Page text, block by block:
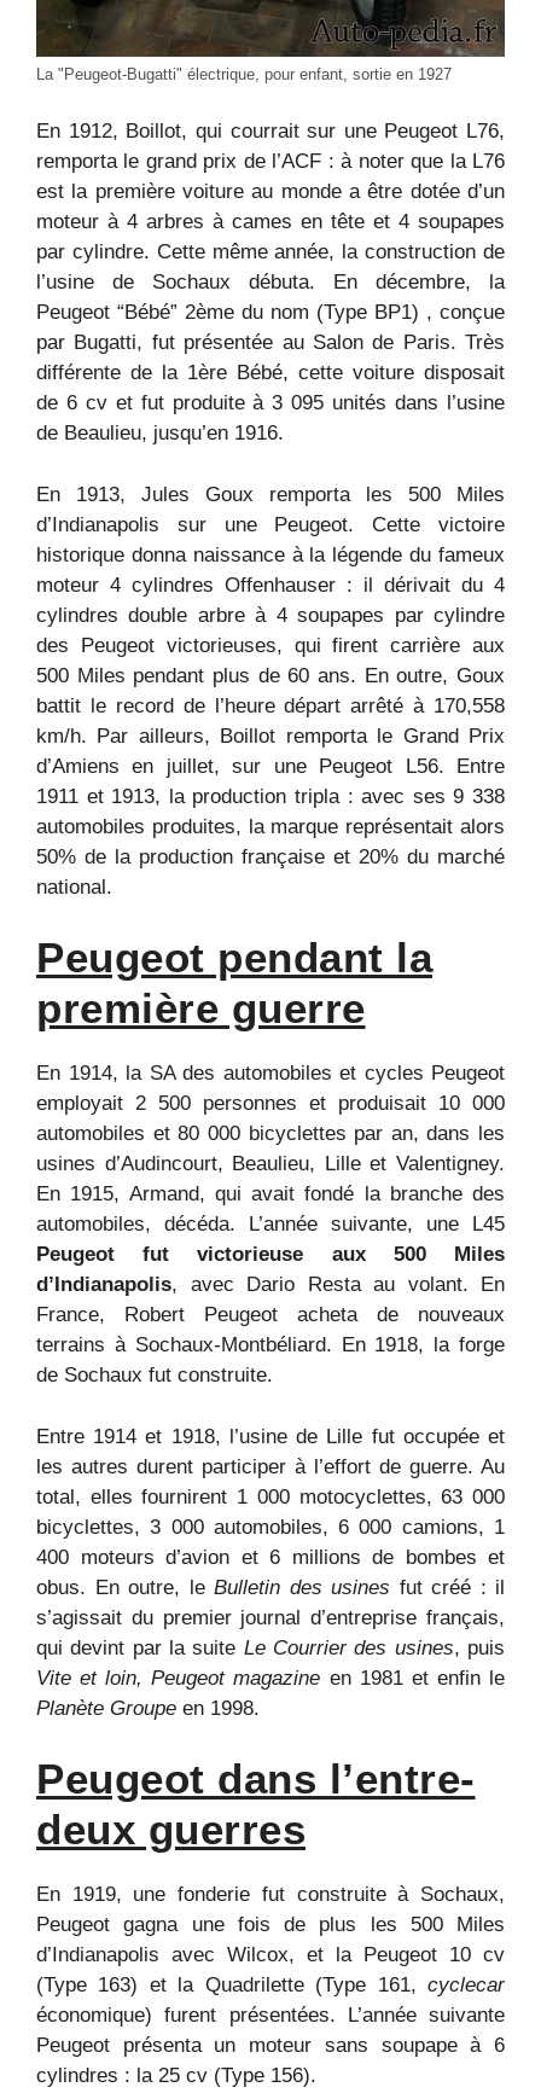
La "Peugeot-Bugatti" électrique, pour enfant, sortie en 1927
En 1912, Boillot, qui courrait sur une Peugeot L76,
remporta le grand prix de l’ACF : à noter que la L76
est la première voiture au monde a être dotée d’un
moteur à 4 arbres à cames en tête et 4 soupapes
par cylindre. Cette même année, la construction de
l’usine de Sochaux débuta. En décembre, la
Peugeot “Bébé” 2ème du nom (Type BP1) , conçue
par Bugatti, fut présentée au Salon de Paris. Très
différente de la 1ère Bébé, cette voiture disposait
de 6 cv et fut produite à 3 095 unités dans l’usine
de Beaulieu, jusqu’en 1916.
En 1913, Jules Goux remporta les 500 Miles
d’Indianapolis sur une Peugeot. Cette victoire
historique donna naissance à la légende du fameux
moteur 4 cylindres Offenhauser : il dérivait du 4
cylindres double arbre à 4 soupapes par cylindre
des Peugeot victorieuses, qui firent carrière aux
500 Miles pendant plus de 60 ans. En outre, Goux
battit le record de l’heure départ arrêté à 170,558
km/h. Par ailleurs, Boillot remporta le Grand Prix
d’Amiens en juillet, sur une Peugeot L56. Entre
1911 et 1913, la production tripla : avec ses 9 338
automobiles produites, la marque représentait alors
50% de la production française et 20% du marché
national.
Peugeot pendant la
première guerre
En 1914, la SA des automobiles et cycles Peugeot
employait 2 500 personnes et produisait 10 000
automobiles et 80 000 bicyclettes par an, dans les
usines d’Audincourt, Beaulieu, Lille et Valentigney.
En 1915, Armand, qui avait fondé la branche des
automobiles, décéda. L’année suivante, une L45
Peugeot fut victorieuse aux 500 Miles
d’Indianapolis, avec Dario Resta au volant. En
France, Robert Peugeot acheta de nouveaux
terrains à Sochaux-Montbéliard. En 1918, la forge
de Sochaux fut construite.
Entre 1914 et 1918, l’usine de Lille fut occupée et
les autres durent participer à l’effort de guerre. Au
total, elles fournirent 1 000 motocyclettes, 63 000
bicyclettes, 3 000 automobiles, 6 000 camions, 1
400 moteurs d’avion et 6 millions de bombes et
obus. En outre, le Bulletin des usines fut créé : il
s’agissait du premier journal d’entreprise français,
qui devint par la suite Le Courrier des usines, puis
Vite et loin, Peugeot magazine en 1981 et enfin le
Planète Groupe en 1998.
Peugeot dans l’entre-
deux guerres
En 1919, une fonderie fut construite à Sochaux,
Peugeot gagna une fois de plus les 500 Miles
d’Indianapolis avec Wilcox, et la Peugeot 10 cv
(Type 163) et la Quadrilette (Type 161, cyclecar
économique) furent présentées. L’année suivante
Peugeot présenta un moteur sans soupape à 6
cylindres : la 25 cv (Type 156).